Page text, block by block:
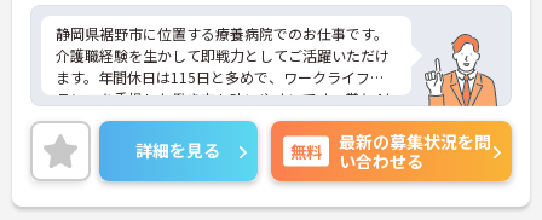
静岡県裾野市に位置する療養病院でのお仕事です。
介護職経験を生かして即戦力としてご活躍いただけ
ます。年間休日は115日と多めで、ワークライフバ
ランスを重視した働き方も叶いやすいです。賞与4か
月分の支給実績もあり、モチベーションにもつなが
ります。保育施設が併設されているのも魅力です。
ご興味のある方には、面接対策ポイントなど、さら
に詳細をお話しいたしますのでお気軽にご相談くだ
さい！
詳細を見る 無料
最新の募集状況を問
い合わせる